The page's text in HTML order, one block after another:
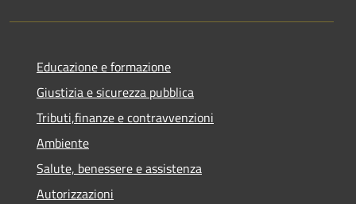
Educazione e formazione
Giustizia e sicurezza pubblica
Tributi,finanze e contravvenzioni
Ambiente
Salute, benessere e assistenza
Autorizzazioni